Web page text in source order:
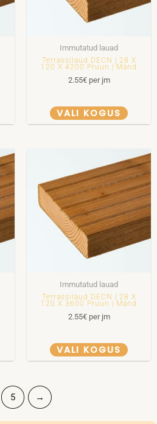
Immutatud lauad
Terrassilaud DECN | 28 X
120 X 4200 Pruun | Mänd
2.55€per jm
VALI KOGUS
Immutatud lauad
Terrassilaud DECN | 28 X
120 X 3600 Pruun | Mänd
2.55€per jm
VALI KOGUS
5 →